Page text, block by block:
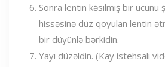
Sonra lentin kəsilmiş bir ucunu
hissəsinə düz qoyulan lentin
bir düyünlə bərkidin.
Yayı düzəldin. (Kay istehsalı